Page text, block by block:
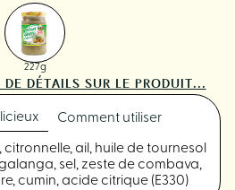
227g
DÉTAILS SUR LE PRODUIT...
Comment utiliser
citronnelle, ail, huile de tournesol
galanga, sel, zeste de combava,
cumin, acide citrique (E330)